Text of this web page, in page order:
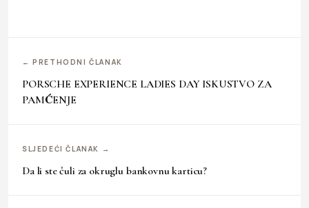
← PRETHODNI ČLANAK
PORSCHE EXPERIENCE LADIES DAY ISKUSTVO ZA
PAMĆENJE
SLJEDEĆI ČLANAK →
Da li ste čuli za okruglu bankovnu karticu?